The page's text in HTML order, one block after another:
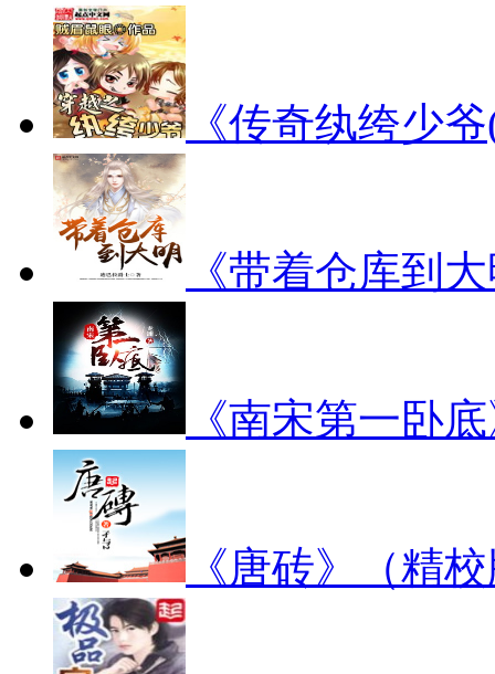
《传奇纨绔少
《带着仓库到
《南宋第一卧
《唐砖》（精